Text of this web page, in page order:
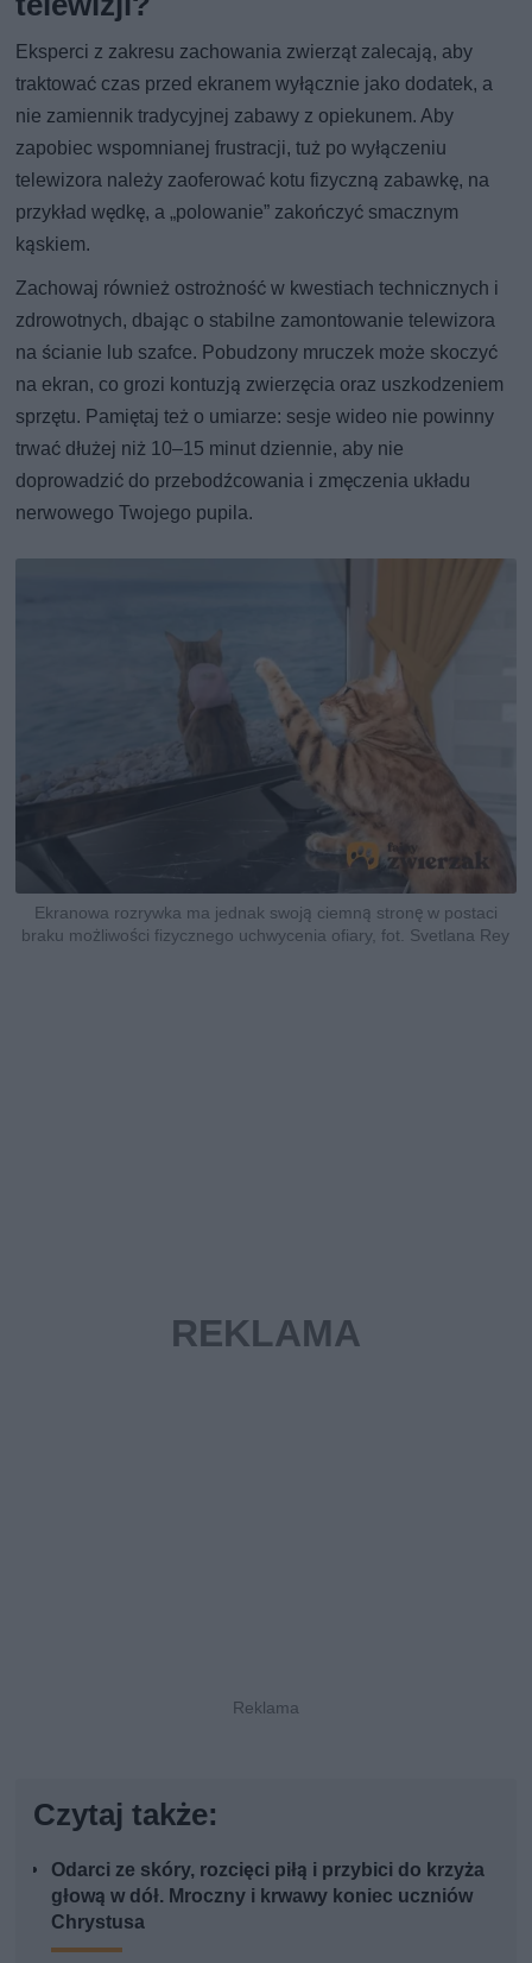
Eksperci z zakresu zachowania zwierząt zalecają, aby
traktować czas przed ekranem wyłącznie jako dodatek, a
nie zamiennik tradycyjnej zabawy z opiekunem. Aby
zapobiec wspomnianej frustracji, tuż po wyłączeniu
telewizora należy zaoferować kotu fizyczną zabawkę, na
przykład wędkę, a „polowanie” zakończyć smacznym
kąskiem.
Zachowaj również ostrożność w kwestiach technicznych i
zdrowotnych, dbając o stabilne zamontowanie telewizora
na ścianie lub szafce. Pobudzony mruczek może skoczyć
na ekran, co grozi kontuzją zwierzęcia oraz uszkodzeniem
sprzętu. Pamiętaj też o umiarze: sesje wideo nie powinny
trwać dłużej niż 10–15 minut dziennie, aby nie
doprowadzić do przebodźcowania i zmęczenia układu
nerwowego Twojego pupila.
Ekranowa rozrywka ma jednak swoją ciemną stronę w postaci
braku możliwości fizycznego uchwycenia ofiary, fot. Svetlana Rey
Czytaj także:
Odarci ze skóry, rozcięci piłą i przybici do krzyża
głową w dół. Mroczny i krwawy koniec uczniów
Chrystusa